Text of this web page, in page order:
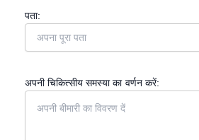
पता:
अपनी चिकित्सीय समस्या का वर्णन करें: